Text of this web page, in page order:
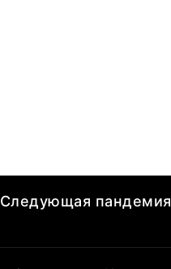
Следующая пандемия